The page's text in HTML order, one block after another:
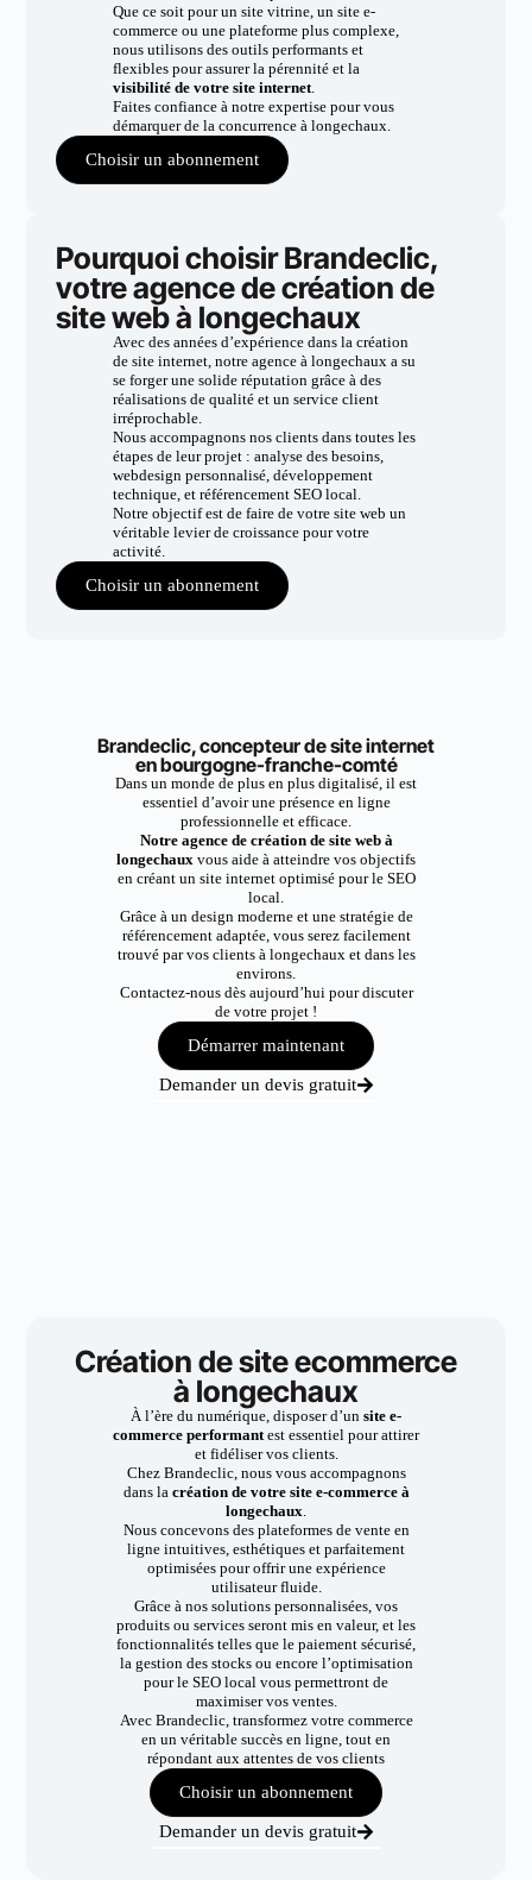
Que ce soit pour un site vitrine, un site e-
commerce ou une plateforme plus complexe,
nous utilisons des outils performants et
flexibles pour assurer la pérennité et la
visibilité de votre site internet.
Faites confiance à notre expertise pour vous
démarquer de la concurrence à longechaux.
Choisir un abonnement
Pourquoi choisir Brandeclic,
votre agence de création de
site web à longechaux
Avec des années d’expérience dans la création
de site internet, notre agence à longechaux a su
se forger une solide réputation grâce à des
réalisations de qualité et un service client
irréprochable.
Nous accompagnons nos clients dans toutes les
étapes de leur projet : analyse des besoins,
webdesign personnalisé, développement
technique, et référencement SEO local.
Notre objectif est de faire de votre site web un
véritable levier de croissance pour votre
activité.
Choisir un abonnement
Brandeclic, concepteur de site internet
en bourgogne-franche-comté
Dans un monde de plus en plus digitalisé, il est
essentiel d’avoir une présence en ligne
professionnelle et efficace.
Notre agence de création de site web à
longechaux vous aide à atteindre vos objectifs
en créant un site internet optimisé pour le SEO
local.
Grâce à un design moderne et une stratégie de
référencement adaptée, vous serez facilement
trouvé par vos clients à longechaux et dans les
environs.
Contactez-nous dès aujourd’hui pour discuter
de votre projet !
Démarrer maintenant
Demander un devis gratuit
Création de site ecommerce
à longechaux
À l’ère du numérique, disposer d’un site e-
commerce performantest essentiel pour attirer
et fidéliser vos clients.
Chez Brandeclic, nous vous accompagnons
dans la création de votre site e-commerce à
longechaux.
Nous concevons des plateformes de vente en
ligne intuitives, esthétiques et parfaitement
optimisées pour offrir une expérience
utilisateur fluide.
Grâce à nos solutions personnalisées, vos
produits ou services seront mis en valeur, et les
fonctionnalités telles que le paiement sécurisé,
la gestion des stocks ou encore l’optimisation
pour le SEO local vous permettront de
maximiser vos ventes.
Avec Brandeclic, transformez votre commerce
en un véritable succès en ligne, tout en
répondant aux attentes de vos clients
Choisir un abonnement
Demander un devis gratuit